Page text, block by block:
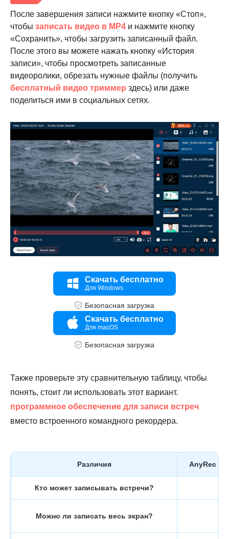
Шаг 3.
После завершения записи нажмите кнопку «Стоп»,
чтобы записать видео в MP4 и нажмите кнопку
«Сохранить», чтобы загрузить записанный файл.
После этого вы можете нажать кнопку «История
записи», чтобы просмотреть записанные
видеоролики, обрезать нужные файлы (получить
бесплатный видео триммер здесь) или даже
поделиться ими в социальных сетях.
Скачать бесплатно
Для Windows
Безопасная загрузка
Скачать бесплатно
Для macOS
Безопасная загрузка
Также проверьте эту сравнительную таблицу, чтобы
понять, стоит ли использовать этот вариант.
программное обеспечение для записи встреч
вместо встроенного командного рекордера.
Различия AnyRec
Кто может записывать встречи?
Можно ли записать весь экран?